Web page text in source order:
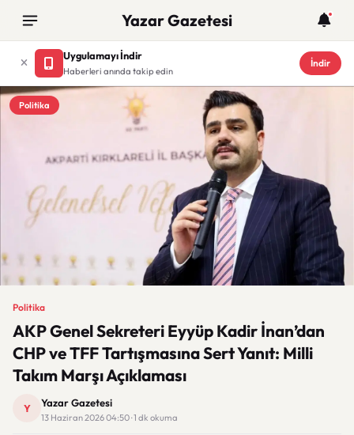
Yazar Gazetesi
Uygulamayı İndir
Haberleri anında takip edin
İndir
Politika
Politika
AKP Genel Sekreteri Eyyüp Kadir İnan’dan
CHP ve TFF Tartışmasına Sert Yanıt: Milli
Takım Marşı Açıklaması
Y Yazar Gazetesi
13 Haziran 2026 04:50 · 1 dk okuma